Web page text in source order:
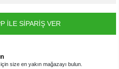
İLE SİPARİŞ VER
size en yakın mağazayı bulun.